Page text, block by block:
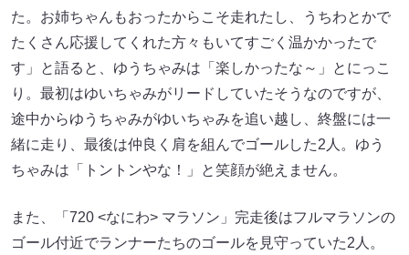
た。お姉ちゃんもおったからこそ走れたし、うちわとかで
たくさん応援してくれた方々もいてすごく温かかったで
す」と語ると、ゆうちゃみは「楽しかったな～」とにっこ
り。最初はゆいちゃみがリードしていたそうなのですが、
途中からゆうちゃみがゆいちゃみを追い越し、終盤には一
緒に走り、最後は仲良く肩を組んでゴールした2人。ゆう
ちゃみは「トントンやな！」と笑顔が絶えません。
また、「720 <なにわ> マラソン」完走後はフルマラソンの
ゴール付近でランナーたちのゴールを見守っていた2人。